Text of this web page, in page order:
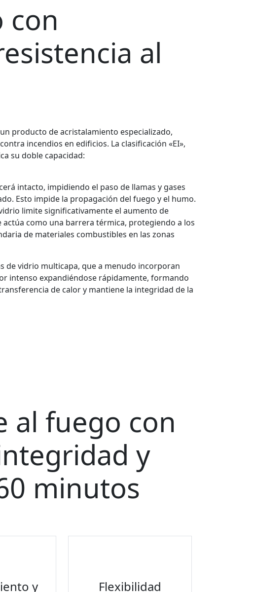
con
al
producto de acristalamiento especializado,
incendios en edificios. La clasificación «EI»,
su doble capacidad:
intacto, impidiendo el paso de llamas y gases
Esto impide la propagación del fuego y el humo.
limite significativamente el aumento de
como una barrera térmica, protegiendo a los
de materiales combustibles en las zonas
de vidrio multicapa, que a menudo incorporan
intenso expandiéndose rápidamente, formando
de calor y mantiene la integridad de la
al fuego con
y
minutos
y Flexibilidad